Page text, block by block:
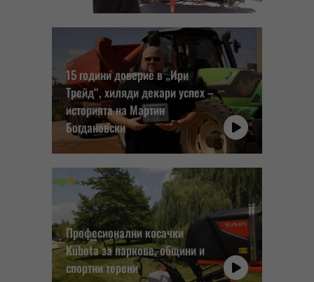
15 години доверие в „Ири
Трейд“, хиляди декари успех –
историята на Мартин
Богдановски
Професионални косачки
Kubota за паркове, общини и
спортни терени